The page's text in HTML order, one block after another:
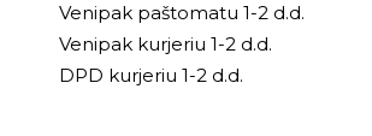
Venipak paštomatu 1-2 d.d.
Venipak kurjeriu 1-2 d.d.
DPD kurjeriu 1-2 d.d.